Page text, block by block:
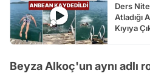
Ders
Atladığı
Kıyıya
Beyza Alkoç'un aynı adlı